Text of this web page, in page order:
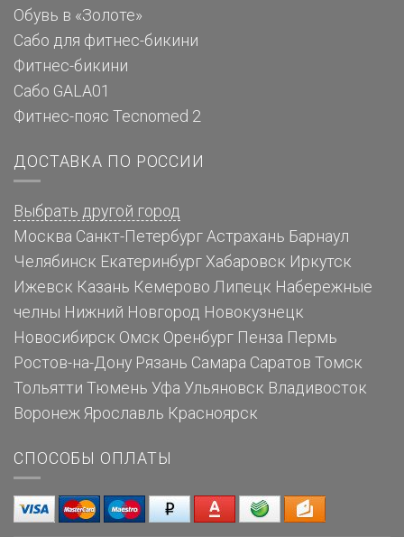
Обувь в «Золоте»
Сабо для фитнес-бикини
Фитнес-бикини
Сабо GALA01
Фитнес-пояс Tecnomed 2
ДОСТАВКА ПО РОССИИ
Выбрать другой город
Москва Санкт-Петербург Астрахань Барнаул
Челябинск Екатеринбург Хабаровск Иркутск
Ижевск Казань Кемерово Липецк Набережные
челны Нижний Новгород Новокузнецк
Новосибирск Омск Оренбург Пенза Пермь
Ростов-на-Дону Рязань Самара Саратов Томск
Тольятти Тюмень Уфа Ульяновск Владивосток
Воронеж Ярославль Красноярск
СПОСОБЫ ОПЛАТЫ